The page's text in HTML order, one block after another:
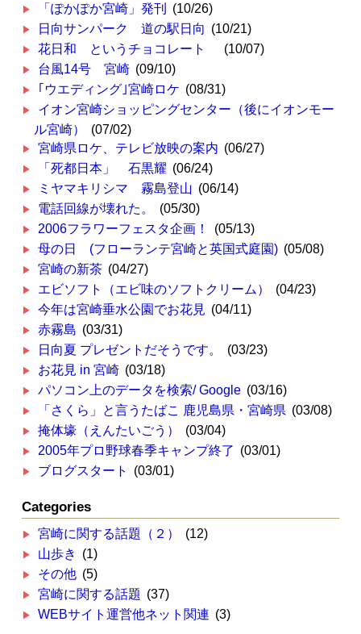
「ぽかぽか宮崎」発刊
(10/26)
日向サンパーク 道の駅日向 (10/21)
花日和 というチョコレート
(10/07)
台風14号 宮崎 (09/10)
｢ウエディング｣宮崎ロケ (08/31)
イオン宮崎ショッピングセンター（後にイオンモー
ル宮崎）
(07/02)
宮崎県ロケ、テレビ放映の案内 (06/27)
「死都日本」 石黒耀 (06/24)
ミヤマキリシマ 霧島登山 (06/14)
電話回線が壊れた。
(05/30)
2006フラワーフェスタ企画！
(05/13)
母の日 (フローランテ宮崎と英国式庭園) (05/08)
宮崎の新茶 (04/27)
エビソフト（エビ味のソフトクリーム）
(04/23)
今年は宮崎垂水公園でお花見 (04/11)
赤霧島 (03/31)
日向夏 プレゼントだそうです。
(03/23)
お花見 in 宮崎 (03/18)
パソコン上のデータを検索/ Google (03/16)
「さくら」と言うたばこ 鹿児島県・宮崎県 (03/08)
掩体壕（えんたいごう）
(03/04)
2005年プロ野球春季キャンプ終了 (03/01)
ブログスタート
(03/01)
Categories
宮崎に関する話題（２）
(12)
山歩き
(1)
その他 (5)
宮崎に関する話題 (37)
WEBサイト運営他ネット関連 (3)